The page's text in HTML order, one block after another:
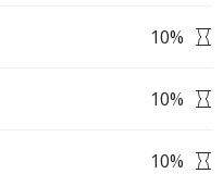
10%
10%
10%